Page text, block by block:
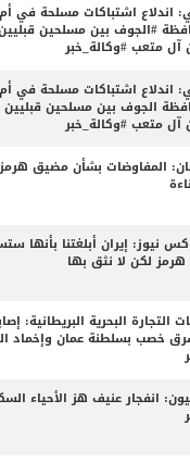
اندلاع اشتباكات مسلحة في
#الجوف بين مسلحين
آل متعب #وكالة_خبر
اندلاع اشتباكات مسلحة في
الجوف بين مسلحين
آل متعب #وكالة_خبر
المفاوضات بشأن مضيق
نيوز: إيران أبلغتنا بأنها
لكن لا نثق بها
التجارة البحرية البريطانية:
خصب بسلطنة عمان وإخماد
انفجار عنيف هز الأحياء